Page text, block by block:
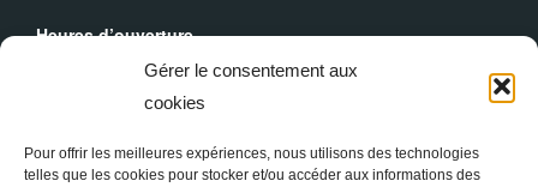
Gérer le consentement aux
cookies
Pour offrir les meilleures expériences, nous utilisons des technologies
telles que les cookies pour stocker et/ou accéder aux informations des
Heures d’ouverture
Du lundi au dimanche : 9h30 - 19h00
Messes Dominicales
Dimanche, messe à10h30et18h